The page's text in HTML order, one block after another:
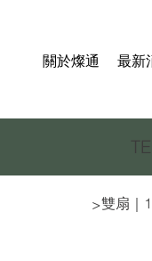
關於燦通 最新
>雙扇｜